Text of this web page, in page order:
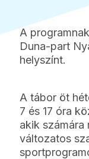
A
Duna-part
helyszínt.
A tábor öt
7 és 17 óra
akik számára
változatos